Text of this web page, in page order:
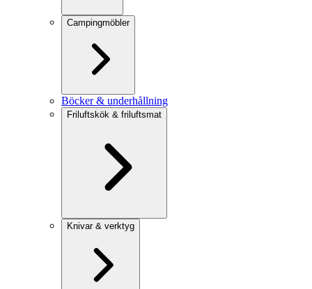
Campingmöbler
Böcker & underhållning
Friluftskök & friluftsmat
Knivar & verktyg